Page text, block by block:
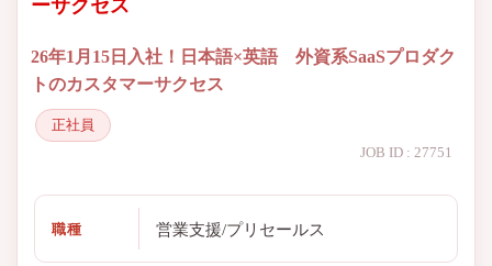
ーサクセス
26年1月15日入社！日本語×英語 外資系SaaSプロダク
トのカスタマーサクセス
正社員
JOB ID : 27751
職種 営業支援/プリセールス